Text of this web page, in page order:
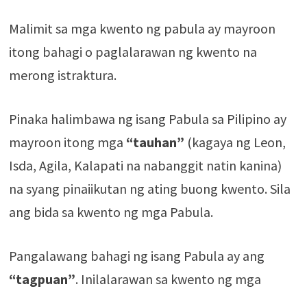
Malimit sa mga kwento ng pabula ay mayroon
itong bahagi o paglalarawan ng kwento na
merong istraktura.
Pinaka halimbawa ng isang Pabula sa Pilipino ay
mayroon itong mga “tauhan” (kagaya ng Leon,
Isda, Agila, Kalapati na nabanggit natin kanina)
na syang pinaiikutan ng ating buong kwento. Sila
ang bida sa kwento ng mga Pabula.
Pangalawang bahagi ng isang Pabula ay ang
“tagpuan”. Inilalarawan sa kwento ng mga